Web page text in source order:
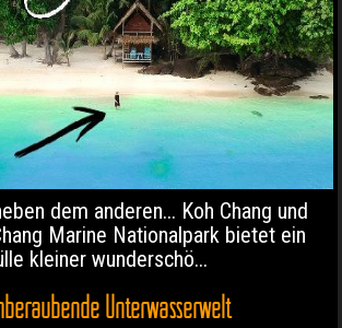
dem anderen... Koh Chang und
Marine Nationalpark bietet ein
kleiner wunderschö...
Unterwasserwelt